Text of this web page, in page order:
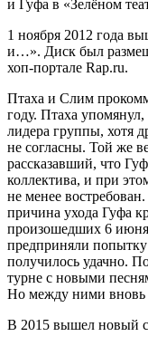
и Гуфа в «Зелёном
1 ноября 2012 года
и…». Диск был
хоп-портале Rap.ru.
Птаха и Слим
году. Птаха
лидера группы, хотя
не согласны. Той же
рассказавший, что
коллектива, и при
не менее
причина ухода Гуфа
произошедших 6 июня
предприняли
получилось удачно.
турне с новыми
Но между ними вновь
В 2015 вышел новый